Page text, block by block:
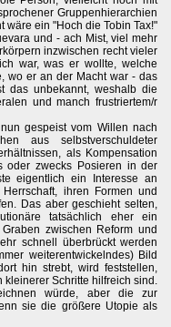
Gruppenhierarchien
wäre ein "Hoch die Tobin Tax!"
und - ach Mist, viel mehr
inzwischen recht vieler
war, was er wollte, welche
wo er an der Macht war - das
das unbekannt, weshalb die
und manch frustriertem/r
gespeist vom Willen nach
aus selbstverschuldeter
als Kompensation
oder zwecks Posieren in der
eigentlich ein Interesse an
ihren Formen und
Das aber geschieht selten,
tatsächlich eher ein
zwischen Reform und
schnell überbrückt werden
weiterentwickelndes) Bild
hin strebt, wird feststellen,
kleinerer Schritte hilfreich sind.
würde, aber die zur
sie die größere Utopie als